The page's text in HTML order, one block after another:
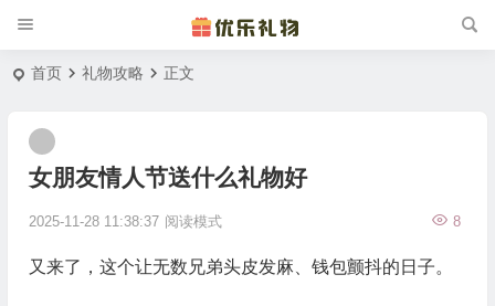
首页 礼物攻略 正文
女朋友情人节送什么礼物好
2025-11-28 11:38:37 8
阅读模式
又来了，这个让无数兄弟头皮发麻、钱包颤抖的日子。